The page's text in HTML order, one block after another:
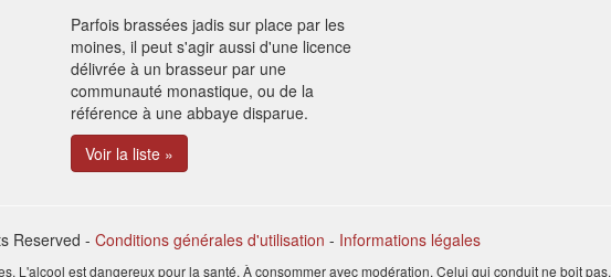
Parfois brassées jadis sur place par les
moines, il peut s'agir aussi d'une licence
délivrée à un brasseur par une
communauté monastique, ou de la
référence à une abbaye disparue.
Voir la liste »
Reserved - Conditions générales d'utilisation - Informations légales
L'alcool est dangereux pour la santé. À consommer avec modération. Celui qui conduit ne boit pas.